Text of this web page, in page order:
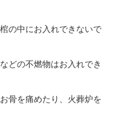
の中にお入れできないで
どの不燃物はお入れでき
骨を痛めたり、火葬炉を